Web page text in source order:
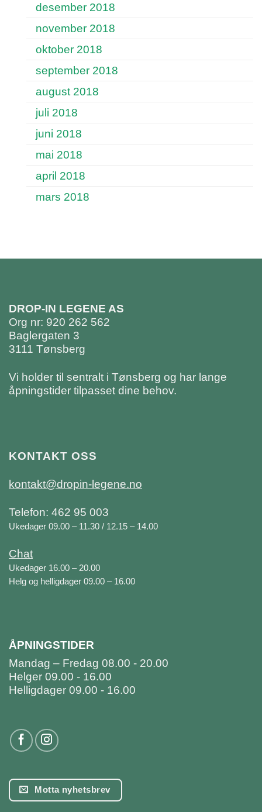
desember 2018
november 2018
oktober 2018
september 2018
august 2018
juli 2018
juni 2018
mai 2018
april 2018
mars 2018
DROP-IN LEGENE AS
Org nr: 920 262 562
Baglergaten 3
3111 Tønsberg
Vi holder til sentralt i Tønsberg og har lange
åpningstider tilpasset dine behov.
KONTAKT OSS
kontakt@dropin-legene.no
Telefon: 462 95 003
Ukedager 09.00 – 11.30 / 12.15 – 14.00
Chat
Ukedager 16.00 – 20.00
Helg og helligdager 09.00 – 16.00
ÅPNINGSTIDER
Mandag – Fredag 08.00 - 20.00
Helger 09.00 - 16.00
Helligdager 09.00 - 16.00
Motta nyhetsbrev